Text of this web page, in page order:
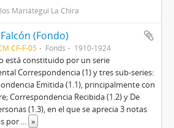
Mariátegui La Chira
(Fondo)
CF-F-05 Fonds 1910-1924
está constituido por un serie
Correspondencia (1) y tres sub-series:
Emitida (1.1), principalmente con
Correspondencia Recibida (1.2) y De
(1.3), en el que se aprecia 3 notas
por ... »